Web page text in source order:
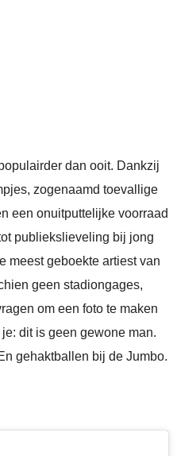
dan ooit. Dankzij
zogenaamd toevallige
een onuitputtelijke voorraad
publiekslieveling bij jong
meest geboekte artiest van
geen stadiongages,
om een foto te maken
dit is geen gewone man.
gehaktballen bij de Jumbo.